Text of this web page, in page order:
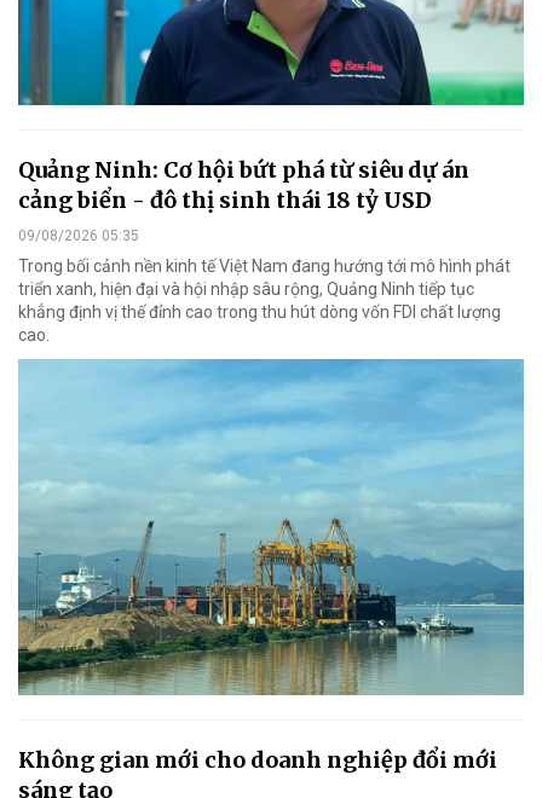
Quảng Ninh: Cơ hội bứt phá từ siêu dự án
cảng biển - đô thị sinh thái 18 tỷ USD
09/08/2026 05:35
Trong bối cảnh nền kinh tế Việt Nam đang hướng tới mô hình phát
triển xanh, hiện đại và hội nhập sâu rộng, Quảng Ninh tiếp tục
khẳng định vị thế đỉnh cao trong thu hút dòng vốn FDI chất lượng
cao.
Không gian mới cho doanh nghiệp đổi mới
sáng tạo